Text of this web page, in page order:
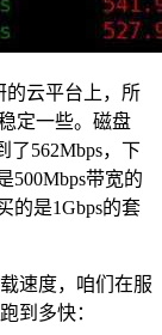
的云平台上，所
定一些。磁盘
了562Mbps，下
500Mbps带宽的
的是1Gbps的套
速度，咱们在服
到多快：